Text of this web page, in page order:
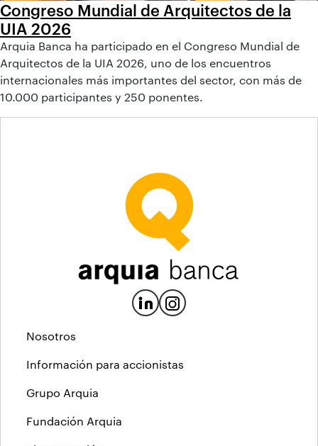
Congreso Mundial de Arquitectos de la
UIA 2026
Arquia Banca ha participado en el Congreso Mundial de
Arquitectos de la UIA 2026, uno de los encuentros
internacionales más importantes del sector, con más de
10.000 participantes y 250 ponentes.
Nosotros
Información para accionistas
Grupo Arquia
Fundación Arquia